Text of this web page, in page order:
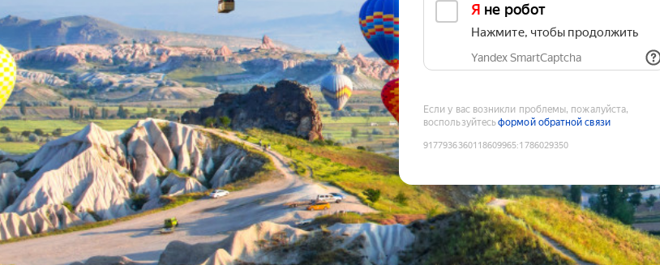
Я не робот
Нажмите, чтобы продолжить
Yandex SmartCaptcha
Если у вас возникли проблемы, пожалуйста,
воспользуйтесьформой обратной связи
9177936360118609965:1786029350